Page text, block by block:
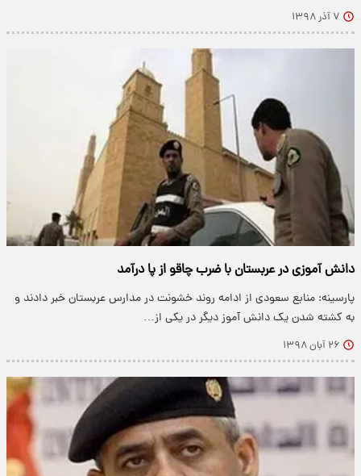
۷ آذر ۱۳۹۸
دانش آموزی در عربستان با ضرب چاقو از پا درآمد
پارسینه: منابع سعودی از ادامه روند خشونت در مدارس عربستان خبر دادند و
به کشته شدن یک دانش آموز دیگر در یکی از…
۲۶ آبان ۱۳۹۸